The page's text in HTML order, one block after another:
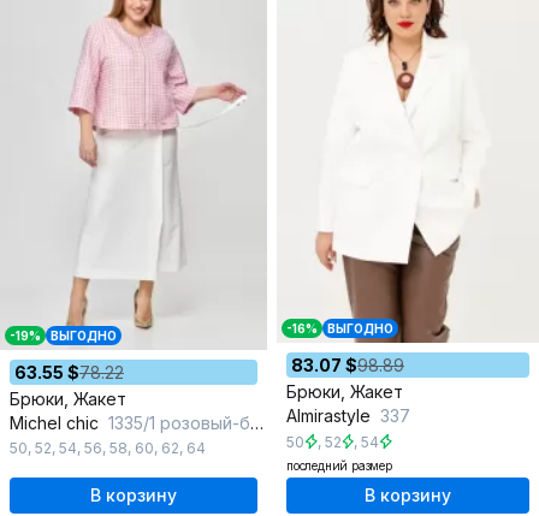
-19% ВЫГОДНО
63.55 $78.22
Брюки, Жакет
Michel chic 1335/1 розовый-белый
50, 52, 54, 56, 58, 60, 62, 64
В корзину
-16% ВЫГОДНО
83.07 $98.89
Брюки, Жакет
Almirastyle 337
50 , 52 , 54
последний размер
В корзину